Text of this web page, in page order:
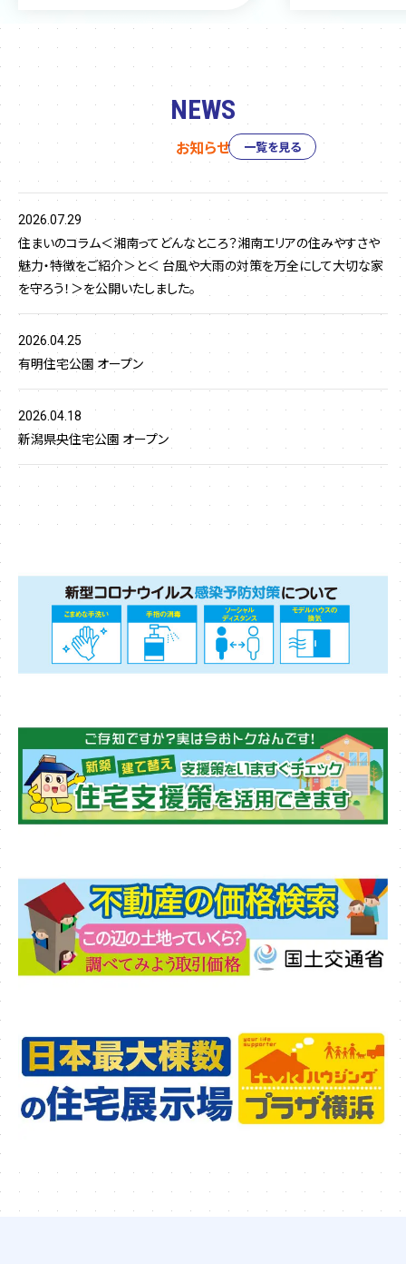
NEWS
お知らせ
2026.07.29
住まいのコラム＜湘南ってどんなところ？湘南エリアの住みやすさや
魅力・特徴をご紹介＞と＜ 台風や大雨の対策を万全にして大切な家
を守ろう！＞を公開いたしました。
2026.04.25
有明住宅公園 オープン
2026.04.18
新潟県央住宅公園 オープン
一覧を見る